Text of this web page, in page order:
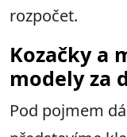
rozpočet.
Kozačky a
modely za
Pod pojmem